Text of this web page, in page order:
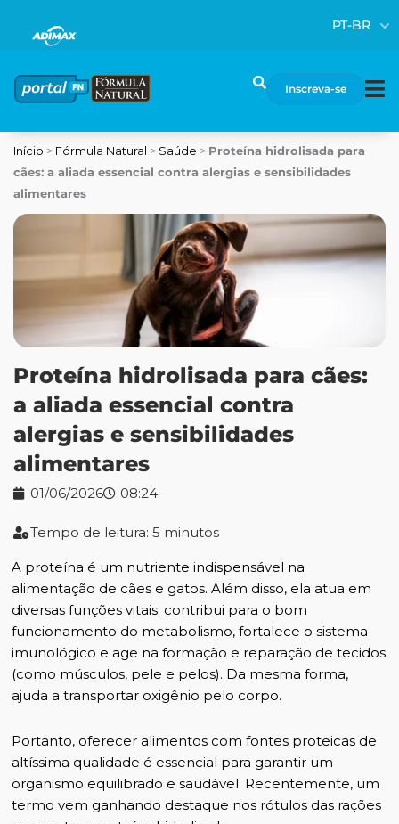
conteúdo
PT-BR
Inscreva-se
Pesquisar
Início > Fórmula Natural > Saúde > Proteína hidrolisada para
cães: a aliada essencial contra alergias e sensibilidades
alimentares
Proteína hidrolisada para cães:
a aliada essencial contra
alergias e sensibilidades
alimentares
01/06/2026 08:24
Tempo de leitura: 5 minutos
A proteína é um nutriente indispensável na
alimentação de cães e gatos. Além disso, ela atua em
diversas funções vitais: contribui para o bom
funcionamento do metabolismo, fortalece o sistema
imunológico e age na formação e reparação de tecidos
(como músculos, pele e pelos). Da mesma forma,
ajuda a transportar oxigênio pelo corpo.
Portanto, oferecer alimentos com fontes proteicas de
altíssima qualidade é essencial para garantir um
organismo equilibrado e saudável. Recentemente, um
termo vem ganhando destaque nos rótulos das rações